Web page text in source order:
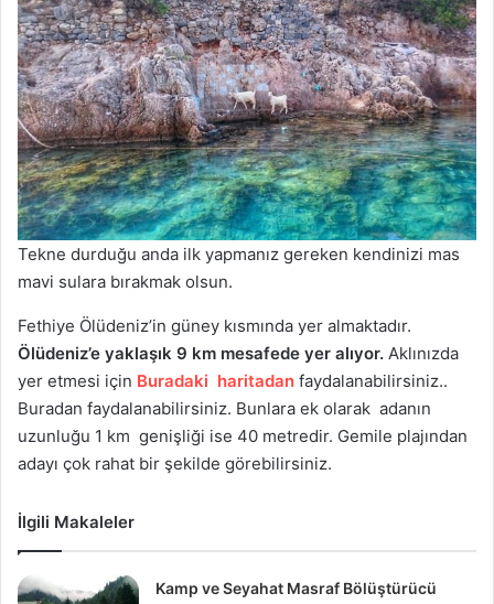
Tekne durduğu anda ilk yapmanız gereken kendinizi mas
mavi sulara bırakmak olsun.
Fethiye Ölüdeniz’in güney kısmında yer almaktadır.
Ölüdeniz’e yaklaşık 9 km mesafede yer alıyor. Aklınızda
yer etmesi için Buradaki haritadan faydalanabilirsiniz..
Buradan faydalanabilirsiniz. Bunlara ek olarak adanın
uzunluğu 1 km genişliği ise 40 metredir. Gemile plajından
adayı çok rahat bir şekilde görebilirsiniz.
İlgili Makaleler
Kamp ve Seyahat Masraf Bölüştürücü